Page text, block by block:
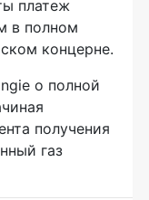
платеж
в полном
концерне.
о полной
получения
газ